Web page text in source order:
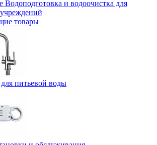
Водоподготовка и водоочистка для
товары
питьевой воды